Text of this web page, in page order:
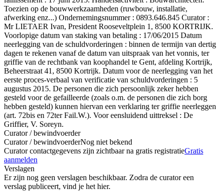
Toezien op de bouwwerkzaamheden (ruwbouw, installatie,
afwerking enz...) Ondernemingsnummer : 0893.646.845 Curator :
Mr LIETAER Ivan, President Rooseveltplein 1, 8500 KORTRIJK.
Voorlopige datum van staking van betaling : 17/06/2015 Datum
neerlegging van de schuldvorderingen : binnen de termijn van dertig
dagen te rekenen vanaf de datum van uitspraak van het vonnis, ter
griffie van de rechtbank van koophandel te Gent, afdeling Kortrijk,
Beheerstraat 41, 8500 Kortrijk. Datum voor de neerlegging van het
eerste proces-verbaal van verificatie van schuldvorderingen : 5
augustus 2015. De personen die zich persoonlijk zeker hebben
gesteld voor de gefailleerde (zoals o.m. de personen die zich borg
hebben gesteld) kunnen hiervan een verklaring ter griffie neerleggen
(art. 72bis en 72ter Fail.W.). Voor eensluidend uittreksel : De
Griffier, V. Soreyn.
Curator / bewindvoerder
Curator / bewindvoerderNog niet bekend
Curator contactgegevens zijn zichtbaar na gratis registratieGratis
aanmelden
Verslagen
Er zijn nog geen verslagen beschikbaar. Zodra de curator een
verslag publiceert, vind je het hier.